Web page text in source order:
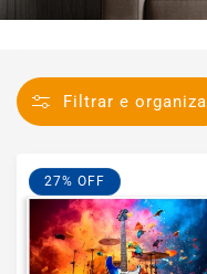
Filtrar e
27% OFF